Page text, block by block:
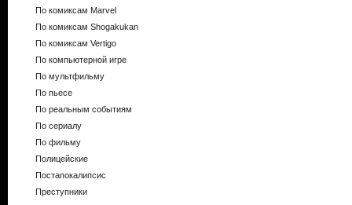
По комиксам Marvel
По комиксам Shogakukan
По комиксам Vertigo
По компьютерной игре
По мультфильму
По пьесе
По реальным событиям
По сериалу
По фильму
Полицейские
Постапокалипсис
Преступники